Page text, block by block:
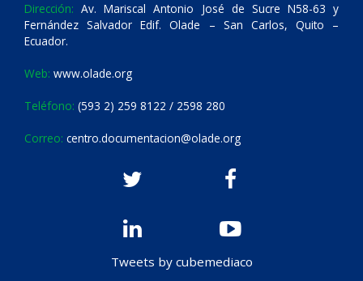
Dirección: Av. Mariscal Antonio José de Sucre N58-63 y
Fernández Salvador Edif. Olade – San Carlos, Quito –
Ecuador.
Web: www.olade.org
Teléfono: (593 2) 259 8122 / 2598 280
Correo: centro.documentacion@olade.org
Tweets by cubemediaco